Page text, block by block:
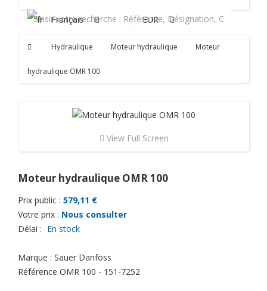
Français EUR
Hydraulique Moteur hydraulique Moteur
hydraulique OMR 100
View Full Screen
Moteur hydraulique OMR 100
Prix public : 579,11 €
Votre prix : Nous consulter
Délai : En stock
Marque : Sauer Danfoss
Référence OMR 100 - 151-7252